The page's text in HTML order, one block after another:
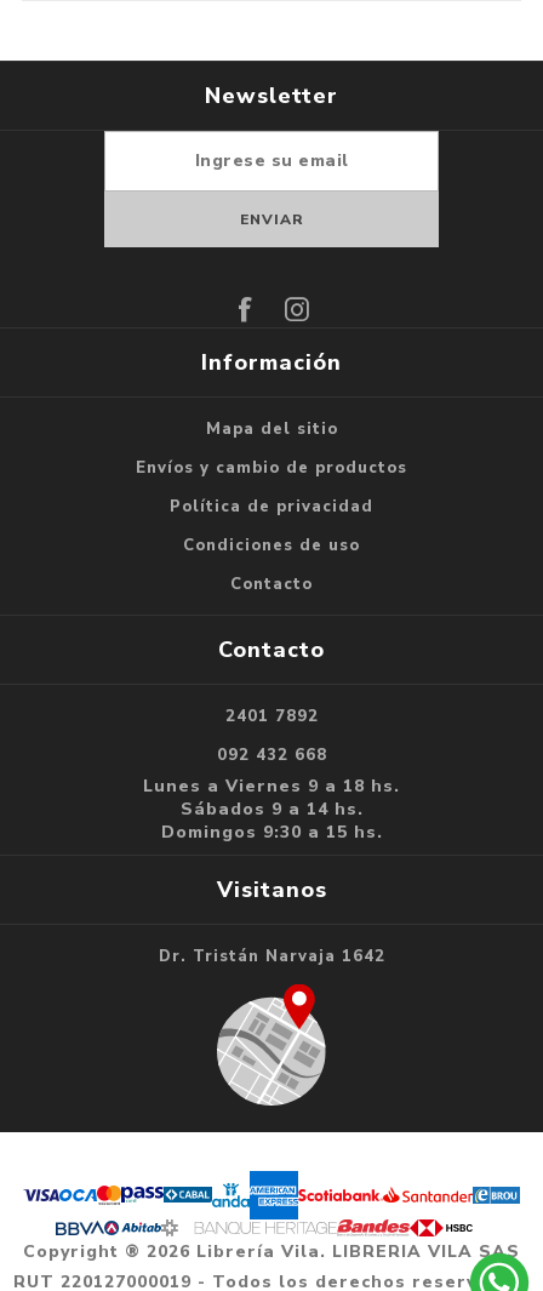
Newsletter
Información
Mapa del sitio
Envíos y cambio de productos
Política de privacidad
Condiciones de uso
Contacto
Contacto
2401 7892
092 432 668
Lunes a Viernes 9 a 18 hs.
Sábados 9 a 14 hs.
Domingos 9:30 a 15 hs.
Visitanos
Dr. Tristán Narvaja 1642
Copyright ® 2026 Librería Vila. LIBRERIA VILA SAS
RUT 220127000019 - Todos los derechos reservados.